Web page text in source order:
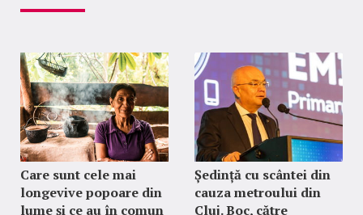
Care sunt cele mai
longevive popoare din
lume și ce au în comun
Ședință cu scântei din
cauza metroului din
Cluj. Boc, către